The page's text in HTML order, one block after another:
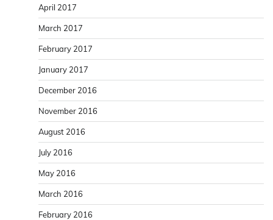
April 2017
March 2017
February 2017
January 2017
December 2016
November 2016
August 2016
July 2016
May 2016
March 2016
February 2016